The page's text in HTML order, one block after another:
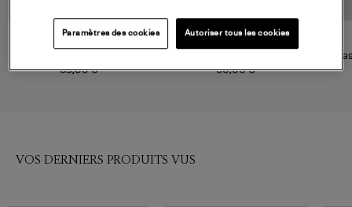
65,00 € 60,00 €
VOS DERNIERS PRODUITS VUS
Paramètres des cookies Autoriser tous les cookies